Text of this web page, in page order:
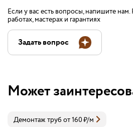
Если у вас есть вопросы, напишите
работах, мастерах и гарантиях
Задать вопрос
Может
Демонтаж труб от160₽/м